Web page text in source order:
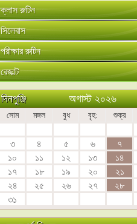
ক্লাস রুটিন
সিলেবাস
পরীক্ষার রুটিন
রেজাল্ট
দিনপুঞ্জি অগাস্ট ২০২৬
সোম মঙ্গল বুধ বৃহ: শুক্র
৩
৪ ৫ ৬ ৭
১০
১১ ১২ ১৩ ১৪
১৭
১৮ ১৯ ২০ ২১
২৪
২৫ ২৬ ২৭ ২৮
৩১